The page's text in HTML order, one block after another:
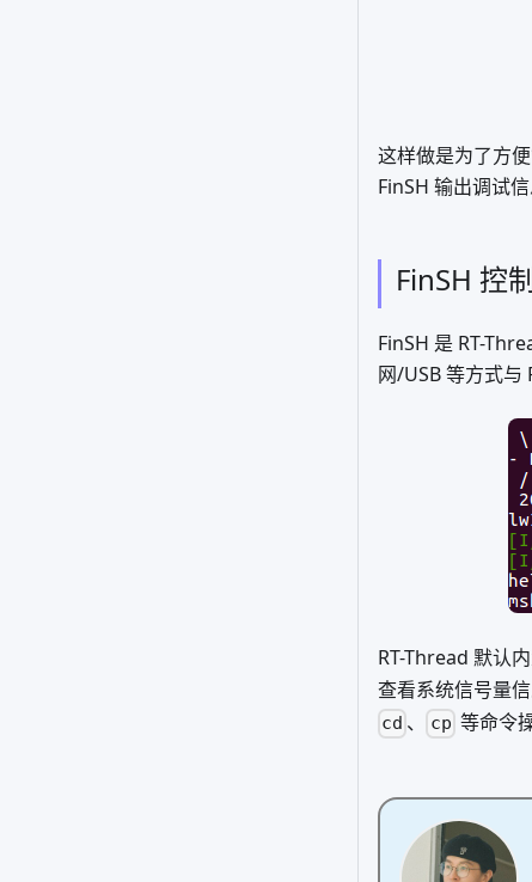
这样做是为了方
FinSH 输出调试信
FinSH 控
FinSH 是 RT-
网/USB 等方式与
RT-Thread 默认
查看系统信号量信
cd 、 cp 等命令